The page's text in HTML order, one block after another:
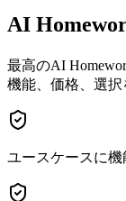
AI
最高のAI
機能、価格、選択
ユースケースに機